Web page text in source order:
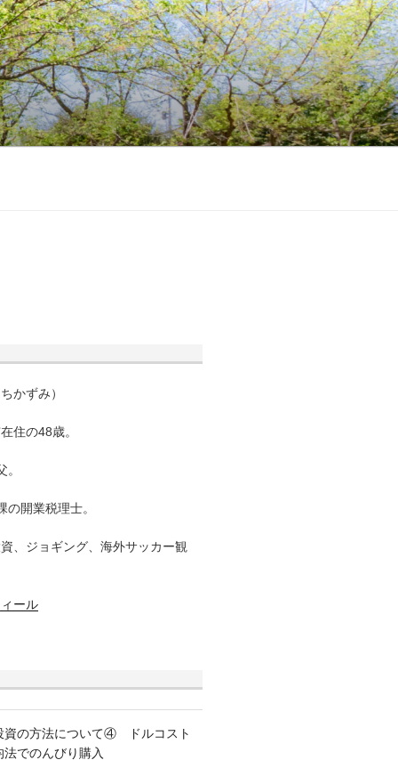
かずみ）
住の48歳。
開業税理士。
、ジョギング、海外サッカー観
ール
資の方法について④ ドルコスト
法でのんびり購入